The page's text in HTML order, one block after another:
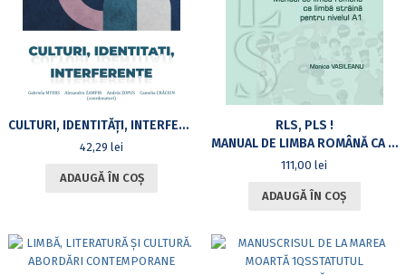
CULTURI, IDENTITĂŢI, INTERFERENŢE
42,29lei
ADAUGĂ ÎN COȘ
RLS, PLS !
MANUAL DE LIMBA ROMÂNĂ CA LIMBĂ STRĂINĂ PENTRU NIVELUL A1
111,00lei
ADAUGĂ ÎN COȘ